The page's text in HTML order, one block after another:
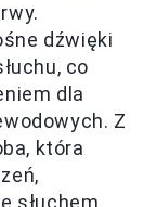
dźwięki
co
dla
Z
która
słuchem.